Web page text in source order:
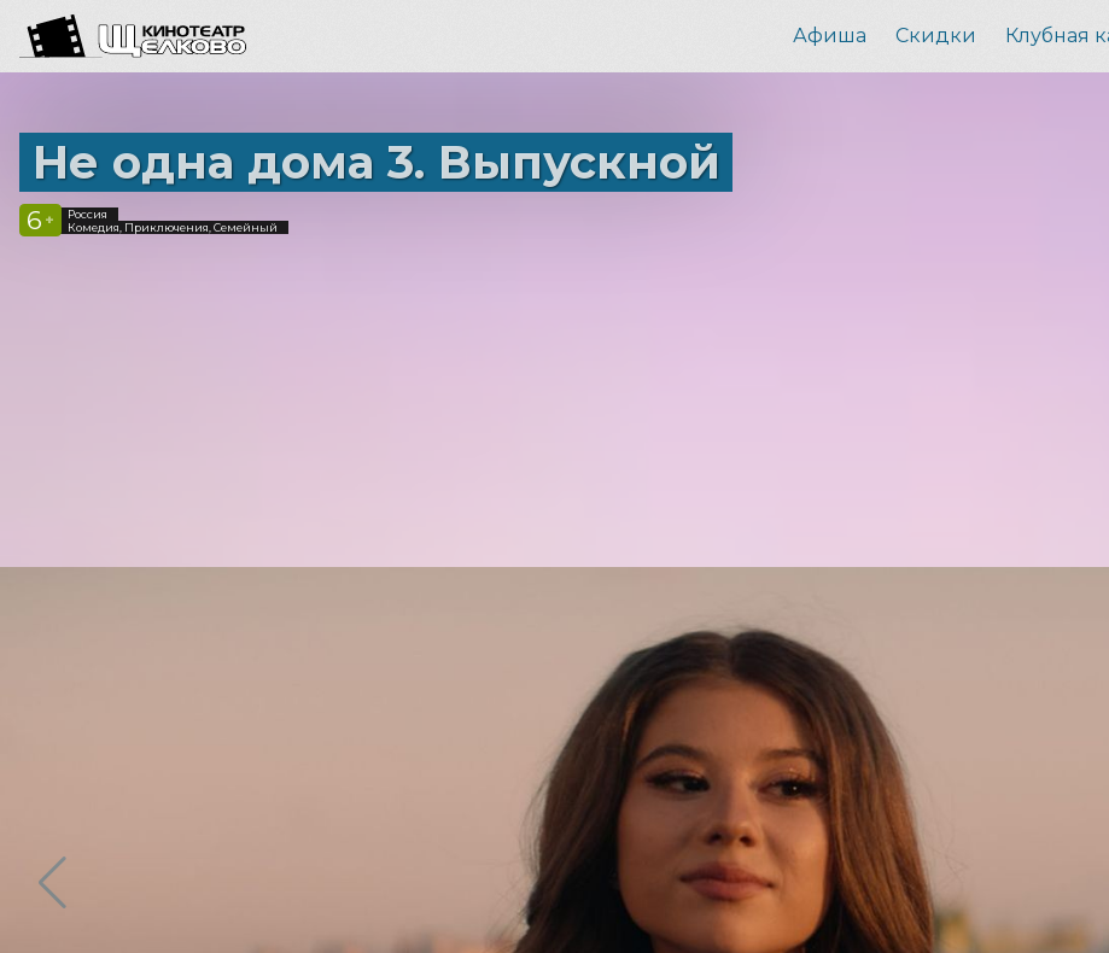
Афиша Скидки Клубная
Не одна дома 3. Выпускной
6 +
Россия
Комедия, Приключения, Семейный